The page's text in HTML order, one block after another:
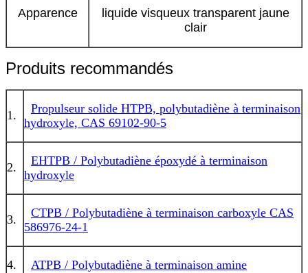
Apparence
liquide visqueux transparent jaune
clair
Produits recommandés
1.
Propulseur solide HTPB, polybutadiène à terminaison
hydroxyle, CAS 69102-90-5
2.
EHTPB / Polybutadiène époxydé à terminaison
hydroxyle
3.
CTPB / Polybutadiène à terminaison carboxyle CAS
586976-24-1
4.
ATPB / Polybutadiène à terminaison amine